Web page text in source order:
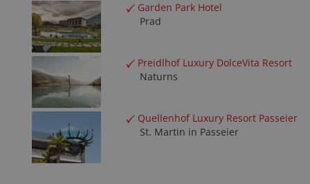
Garden Park Hotel
Prad
Preidlhof Luxury DolceVita Resort
Naturns
Quellenhof Luxury Resort Passeier
St. Martin in Passeier